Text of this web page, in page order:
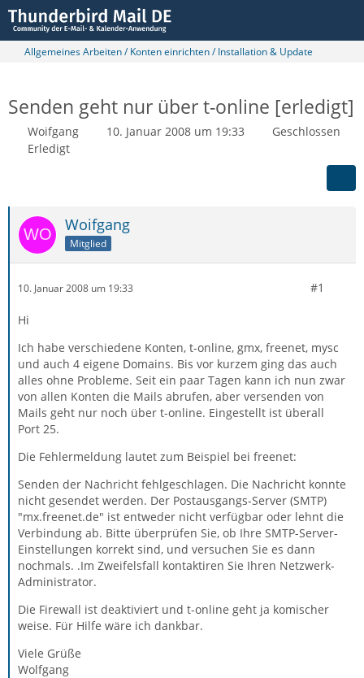
Allgemeines Arbeiten / Konten einrichten / Installation & Update
Senden geht nur über t-online [erledigt]
Woifgang 10. Januar 2008 um 19:33
Geschlossen
Erledigt
Woifgang
Mitglied
10. Januar 2008 um 19:33 #1
Hi
Ich habe verschiedene Konten, t-online, gmx, freenet, mysc
und auch 4 eigene Domains. Bis vor kurzem ging das auch
alles ohne Probleme. Seit ein paar Tagen kann ich nun zwar
von allen Konten die Mails abrufen, aber versenden von
Mails geht nur noch über t-online. Eingestellt ist überall
Port 25.
Die Fehlermeldung lautet zum Beispiel bei freenet:
Senden der Nachricht fehlgeschlagen. Die Nachricht konnte
nicht gesendet werden. Der Postausgangs-Server (SMTP)
"mx.freenet.de" ist entweder nicht verfügbar oder lehnt die
Verbindung ab. Bitte überprüfen Sie, ob Ihre SMTP-Server-
Einstellungen korrekt sind, und versuchen Sie es dann
nochmals. .Im Zweifelsfall kontaktiren Sie Ihren Netzwerk-
Administrator.
Die Firewall ist deaktiviert und t-online geht ja komischer
weise. Für Hilfe wäre ich dankbar.
Viele Grüße
Wolfgang